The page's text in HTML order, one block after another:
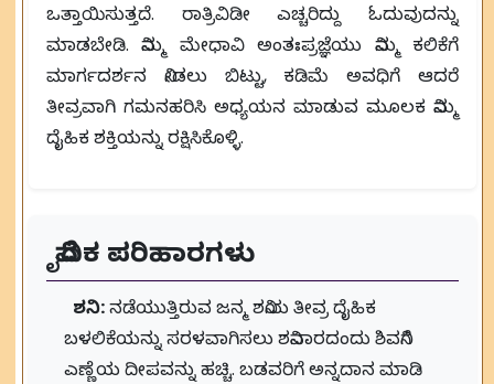
ಒತ್ತಾಯಿಸುತ್ತದೆ. ರಾತ್ರಿವಿಡೀ ಎಚ್ಚರಿದ್ದು ಓದುವುದನ್ನು
ಮಾಡಬೇಡಿ. ನಿಮ್ಮ ಮೇಧಾವಿ ಅಂತಃಪ್ರಜ್ಞೆಯು ನಿಮ್ಮ ಕಲಿಕೆಗೆ
ಮಾರ್ಗದರ್ಶನ ನೀಡಲು ಬಿಟ್ಟು, ಕಡಿಮೆ ಅವಧಿಗೆ ಆದರೆ
ತೀವ್ರವಾಗಿ ಗಮನಹರಿಸಿ ಅಧ್ಯಯನ ಮಾಡುವ ಮೂಲಕ ನಿಮ್ಮ
ದೈಹಿಕ ಶಕ್ತಿಯನ್ನು ರಕ್ಷಿಸಿಕೊಳ್ಳಿ.
ವೈದಿಕ ಪರಿಹಾರಗಳು
ಶನಿ:ನಡೆಯುತ್ತಿರುವ ಜನ್ಮ ಶನಿಯ ತೀವ್ರ ದೈಹಿಕ
ಬಳಲಿಕೆಯನ್ನು ಸರಳವಾಗಿಸಲು ಶನಿವಾರದಂದು ಶಿವನಿಗೆ
ಎಣ್ಣೆಯ ದೀಪವನ್ನು ಹಚ್ಚಿ. ಬಡವರಿಗೆ ಅನ್ನದಾನ ಮಾಡಿ